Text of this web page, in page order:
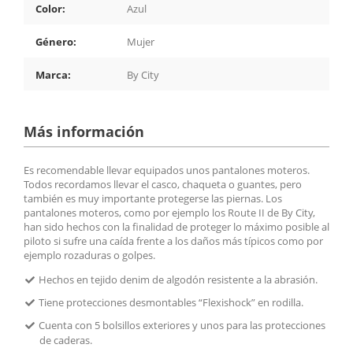
Color: Azul
Género: Mujer
Marca: By City
Más información
Es recomendable llevar equipados unos pantalones moteros.
Todos recordamos llevar el casco, chaqueta o guantes, pero
también es muy importante protegerse las piernas. Los
pantalones moteros, como por ejemplo los Route II de By City,
han sido hechos con la finalidad de proteger lo máximo posible al
piloto si sufre una caída frente a los daños más típicos como por
ejemplo rozaduras o golpes.
Hechos en tejido denim de algodón resistente a la abrasión.
Tiene protecciones desmontables “Flexishock” en rodilla.
Cuenta con 5 bolsillos exteriores y unos para las protecciones
de caderas.